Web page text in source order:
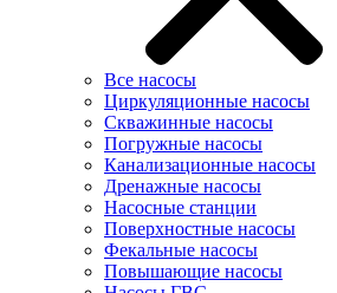
Все насосы
Циркуляционные насосы
Скважинные насосы
Погружные насосы
Канализационные насосы
Дренажные насосы
Насосные станции
Поверхностные насосы
Фекальные насосы
Повышающие насосы